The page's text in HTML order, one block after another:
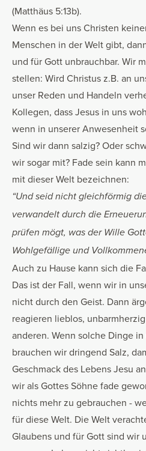
(Matthäus 5:13b).
Wenn es bei uns Christen
Menschen in der Welt gibt,
und für Gott unbrauchbar. Wir
stellen: Wird Christus z.B. an
unser Reden und Handeln
Kollegen, dass Jesus in uns
wenn in unserer Anwesenheit
Sind wir dann salzig? Oder
wir sogar mit? Fade sein kann
mit dieser Welt bezeichnen:
“Und seid nicht gleichförmig
verwandelt durch die
prüfen mögt, was der Wille
Wohlgefällige und
Auch zu Hause kann sich die
Das ist der Fall, wenn wir in
nicht durch den Geist. Dann
reagieren lieblos,
anderen. Wenn solche Dinge
brauchen wir dringend Salz,
Geschmack des Lebens Jesu
wir als Gottes Söhne fade
nichts mehr zu gebrauchen -
für diese Welt. Die Welt
Glaubens und für Gott sind wir